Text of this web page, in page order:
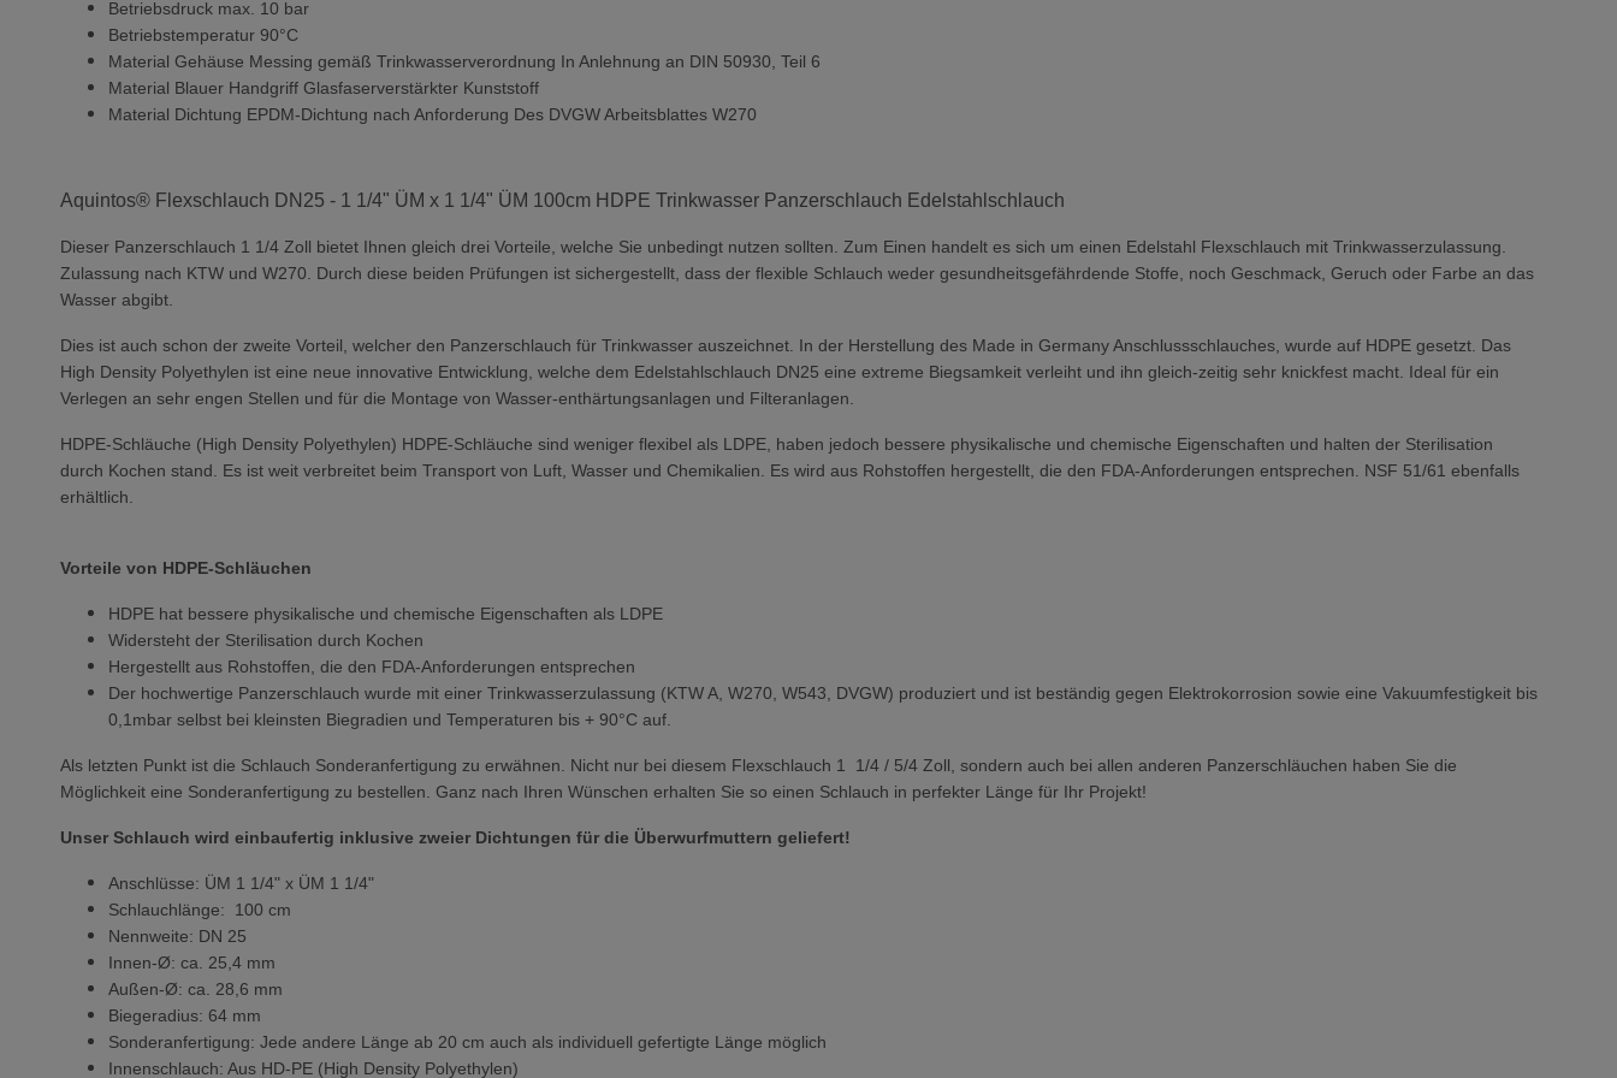
Betriebsdruck max. 10 bar
Betriebstemperatur 90°C
Material Gehäuse Messing gemäß Trinkwasserverordnung In Anlehnung an DIN 50930, Teil 6
Material Blauer Handgriff Glasfaserverstärkter Kunststoff
Material Dichtung EPDM-Dichtung nach Anforderung Des DVGW Arbeitsblattes W270
Aquintos® Flexschlauch DN25 - 1 1/4" ÜM x 1 1/4" ÜM 100cm HDPE Trinkwasser Panzerschlauch Edelstahlschlauch
Dieser Panzerschlauch 1 1/4 Zoll bietet Ihnen gleich drei Vorteile, welche Sie unbedingt nutzen sollten. Zum Einen handelt es sich um einen Edelstahl Flexschlauch mit Trinkwasserzulassung.
Zulassung nach KTW und W270. Durch diese beiden Prüfungen ist sichergestellt, dass der flexible Schlauch weder gesundheitsgefährdende Stoffe, noch Geschmack, Geruch oder Farbe an das
Wasser abgibt.
Dies ist auch schon der zweite Vorteil, welcher den Panzerschlauch für Trinkwasser auszeichnet. In der Herstellung des Made in Germany Anschlussschlauches, wurde auf HDPE gesetzt. Das
High Density Polyethylen ist eine neue innovative Entwicklung, welche dem Edelstahlschlauch DN25 eine extreme Biegsamkeit verleiht und ihn gleich-zeitig sehr knickfest macht. Ideal für ein
Verlegen an sehr engen Stellen und für die Montage von Wasser-enthärtungsanlagen und Filteranlagen.
HDPE-Schläuche (High Density Polyethylen) HDPE-Schläuche sind weniger flexibel als LDPE, haben jedoch bessere physikalische und chemische Eigenschaften und halten der Sterilisation
durch Kochen stand. Es ist weit verbreitet beim Transport von Luft, Wasser und Chemikalien. Es wird aus Rohstoffen hergestellt, die den FDA-Anforderungen entsprechen. NSF 51/61 ebenfalls
erhältlich.
Vorteile von HDPE-Schläuchen
HDPE hat bessere physikalische und chemische Eigenschaften als LDPE
Widersteht der Sterilisation durch Kochen
Hergestellt aus Rohstoffen, die den FDA-Anforderungen entsprechen
Der hochwertige Panzerschlauch wurde mit einer Trinkwasserzulassung (KTW A, W270, W543, DVGW) produziert und ist beständig gegen Elektrokorrosion sowie eine Vakuumfestigkeit bis
0,1mbar selbst bei kleinsten Biegradien und Temperaturen bis + 90°C auf.
Als letzten Punkt ist die Schlauch Sonderanfertigung zu erwähnen. Nicht nur bei diesem Flexschlauch 1 1/4 / 5/4 Zoll, sondern auch bei allen anderen Panzerschläuchen haben Sie die
Möglichkeit eine Sonderanfertigung zu bestellen. Ganz nach Ihren Wünschen erhalten Sie so einen Schlauch in perfekter Länge für Ihr Projekt!
Unser Schlauch wird einbaufertig inklusive zweier Dichtungen für die Überwurfmuttern geliefert!
Anschlüsse: ÜM 1 1/4" x ÜM 1 1/4"
Schlauchlänge: 100 cm
Nennweite: DN 25
Innen-Ø: ca. 25,4 mm
Außen-Ø: ca. 28,6 mm
Biegeradius: 64 mm
Sonderanfertigung: Jede andere Länge ab 20 cm auch als individuell gefertigte Länge möglich
Innenschlauch: Aus HD-PE (High Density Polyethylen)